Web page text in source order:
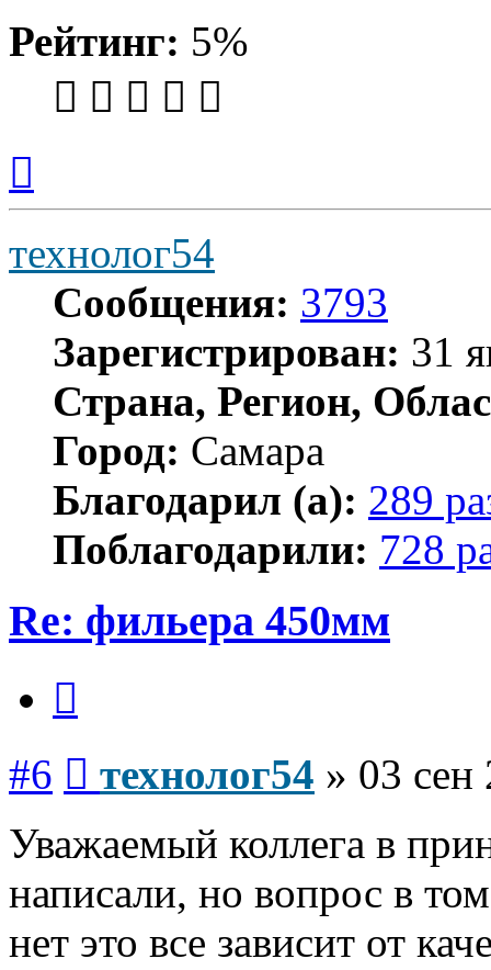
Рейтинг: 5%
началу
технолог54
Сообщения: 3793
Зарегистрирован: 31
Страна, Регион,
Город: Самара
Благодарил (а): 289
Поблагодарили: 728
Re: фильера 450мм
#6 технолог54 » 03 сен
Уважаемый коллега в
написали, но вопрос в
нет это все зависит от